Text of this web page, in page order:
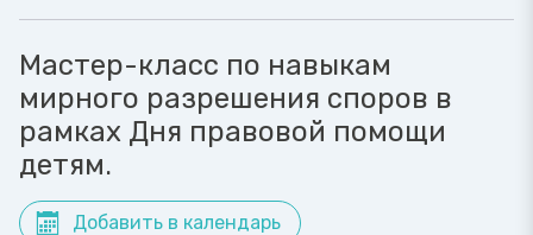
Мастер-класс по навыкам
мирного разрешения споров в
рамках Дня правовой помощи
детям.
Добавить в календарь